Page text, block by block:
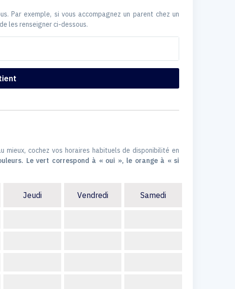
Par exemple, si vous accompagnez un parent chez un
les renseigner ci-dessous.
mieux, cochez vos horaires habituels de disponibilité en
Le vert correspond à « oui », le orange à « si
Jeudi Vendredi Samedi